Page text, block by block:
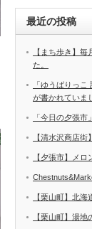
最近の投稿
【まち歩き】
た。
「ゆうばりっ
が書かれていま
「今日の夕張市
【清水沢商店街
【夕張市】メロ
【栗山町】北海
【栗山町】湯地